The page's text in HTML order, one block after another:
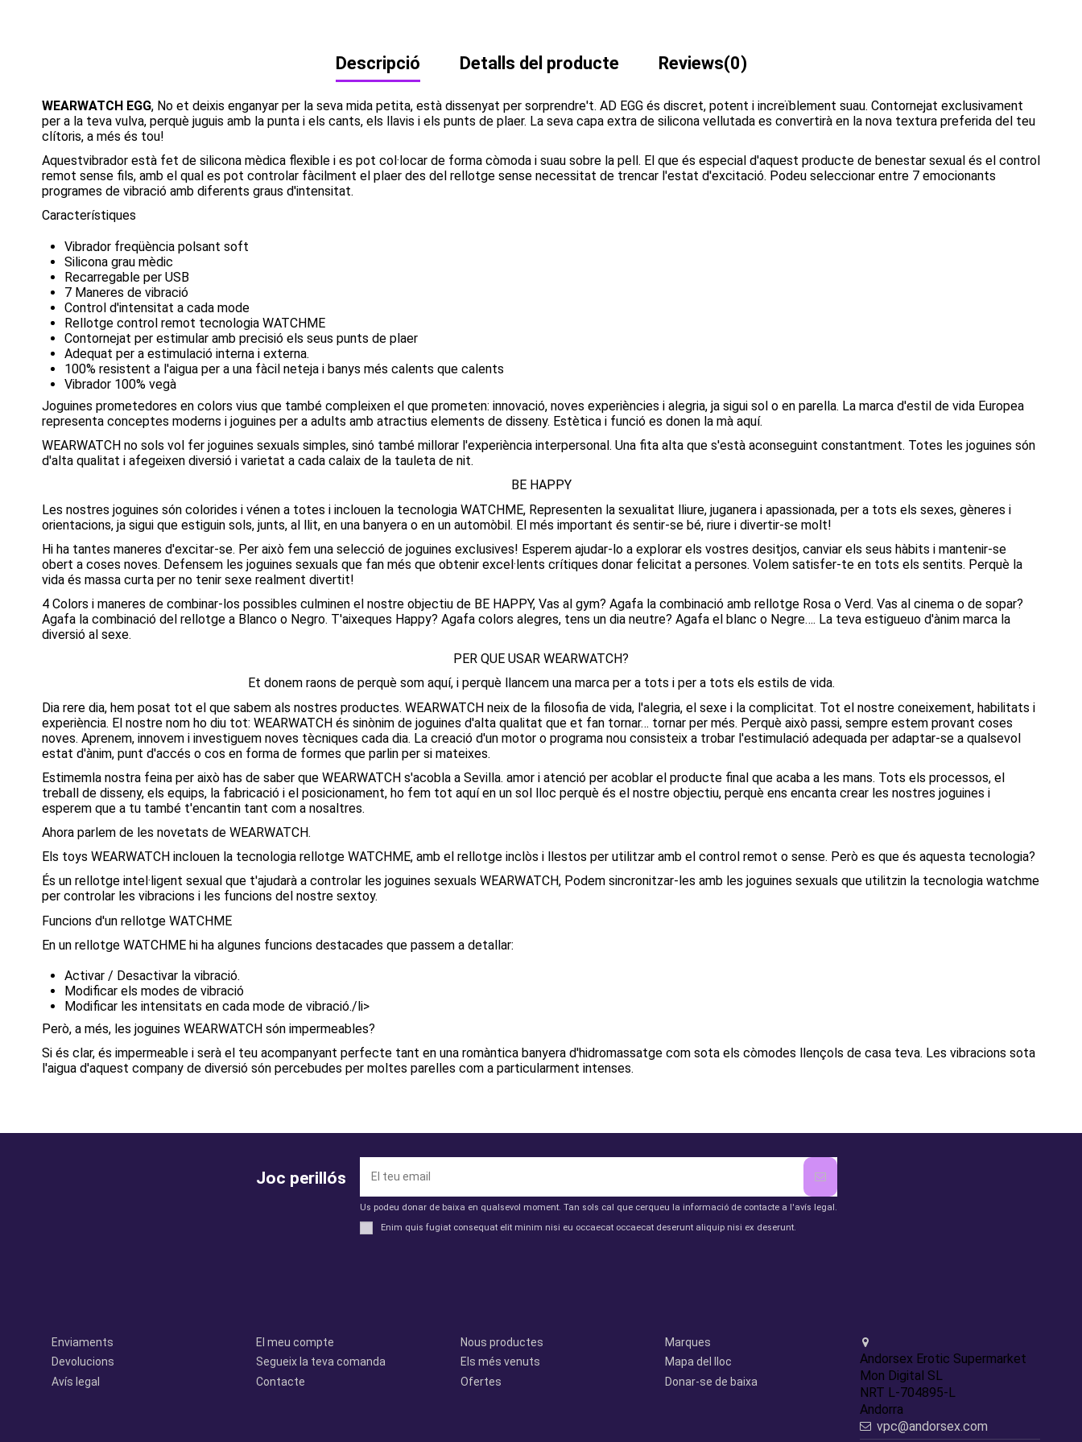
Descripció Detalls del producte Reviews(0)
WEARWATCH EGG, No et deixis enganyar per la seva mida petita, està dissenyat per sorprendre't. AD EGG és discret, potent i increïblement suau. Contornejat exclusivament
per a la teva vulva, perquè juguis amb la punta i els cants, els llavis i els punts de plaer. La seva capa extra de silicona vellutada es convertirà en la nova textura preferida del teu
clítoris, a més és tou!
Aquestvibrador està fet de silicona mèdica flexible i es pot col·locar de forma còmoda i suau sobre la pell. El que és especial d'aquest producte de benestar sexual és el control
remot sense fils, amb el qual es pot controlar fàcilment el plaer des del rellotge sense necessitat de trencar l'estat d'excitació. Podeu seleccionar entre 7 emocionants
programes de vibració amb diferents graus d'intensitat.
Característiques
Vibrador freqüència polsant soft
Silicona grau mèdic
Recarregable per USB
7 Maneres de vibració
Control d'intensitat a cada mode
Rellotge control remot tecnologia WATCHME
Contornejat per estimular amb precisió els seus punts de plaer
Adequat per a estimulació interna i externa.
100% resistent a l'aigua per a una fàcil neteja i banys més calents que calents
Vibrador 100% vegà
Joguines prometedores en colors vius que també compleixen el que prometen: innovació, noves experiències i alegria, ja sigui sol o en parella. La marca d'estil de vida Europea
representa conceptes moderns i joguines per a adults amb atractius elements de disseny. Estètica i funció es donen la mà aquí.
WEARWATCH no sols vol fer joguines sexuals simples, sinó també millorar l'experiència interpersonal. Una fita alta que s'està aconseguint constantment. Totes les joguines són
d'alta qualitat i afegeixen diversió i varietat a cada calaix de la tauleta de nit.
BE HAPPY
Les nostres joguines són colorides i vénen a totes i inclouen la tecnologia WATCHME, Representen la sexualitat lliure, juganera i apassionada, per a tots els sexes, gèneres i
orientacions, ja sigui que estiguin sols, junts, al llit, en una banyera o en un automòbil. El més important és sentir-se bé, riure i divertir-se molt!
Hi ha tantes maneres d'excitar-se. Per això fem una selecció de joguines exclusives! Esperem ajudar-lo a explorar els vostres desitjos, canviar els seus hàbits i mantenir-se
obert a coses noves. Defensem les joguines sexuals que fan més que obtenir excel·lents crítiques donar felicitat a persones. Volem satisfer-te en tots els sentits. Perquè la
vida és massa curta per no tenir sexe realment divertit!
4 Colors i maneres de combinar-los possibles culminen el nostre objectiu de BE HAPPY, Vas al gym? Agafa la combinació amb rellotge Rosa o Verd. Vas al cinema o de sopar?
Agafa la combinació del rellotge a Blanco o Negro. T'aixeques Happy? Agafa colors alegres, tens un dia neutre? Agafa el blanc o Negre…. La teva estigueuo d'ànim marca la
diversió al sexe.
PER QUE USAR WEARWATCH?
Et donem raons de perquè som aquí, i perquè llancem una marca per a tots i per a tots els estils de vida.
Dia rere dia, hem posat tot el que sabem als nostres productes. WEARWATCH neix de la filosofia de vida, l'alegria, el sexe i la complicitat. Tot el nostre coneixement, habilitats i
experiència. El nostre nom ho diu tot: WEARWATCH és sinònim de joguines d'alta qualitat que et fan tornar… tornar per més. Perquè això passi, sempre estem provant coses
noves. Aprenem, innovem i investiguem noves tècniques cada dia. La creació d'un motor o programa nou consisteix a trobar l'estimulació adequada per adaptar-se a qualsevol
estat d'ànim, punt d'accés o cos en forma de formes que parlin per si mateixes.
Estimemla nostra feina per això has de saber que WEARWATCH s'acobla a Sevilla. amor i atenció per acoblar el producte final que acaba a les mans. Tots els processos, el
treball de disseny, els equips, la fabricació i el posicionament, ho fem tot aquí en un sol lloc perquè és el nostre objectiu, perquè ens encanta crear les nostres joguines i
esperem que a tu també t'encantin tant com a nosaltres.
Ahora parlem de les novetats de WEARWATCH.
Els toys WEARWATCH inclouen la tecnologia rellotge WATCHME, amb el rellotge inclòs i llestos per utilitzar amb el control remot o sense. Però es que és aquesta tecnologia?
És un rellotge intel·ligent sexual que t'ajudarà a controlar les joguines sexuals WEARWATCH, Podem sincronitzar-les amb les joguines sexuals que utilitzin la tecnologia watchme
per controlar les vibracions i les funcions del nostre sextoy.
Funcions d'un rellotge WATCHME
En un rellotge WATCHME hi ha algunes funcions destacades que passem a detallar:
Activar / Desactivar la vibració.
Modificar els modes de vibració
Modificar les intensitats en cada mode de vibració./li>
Però, a més, les joguines WEARWATCH són impermeables?
Si és clar, és impermeable i serà el teu acompanyant perfecte tant en una romàntica banyera d'hidromassatge com sota els còmodes llençols de casa teva. Les vibracions sota
l'aigua d'aquest company de diversió són percebudes per moltes parelles com a particularment intenses.
Joc perillós
Us podeu donar de baixa en qualsevol moment. Tan sols cal que cerqueu la informació de contacte a l'avís legal.
Enim quis fugiat consequat elit minim nisi eu occaecat occaecat deserunt aliquip nisi ex deserunt.
Enviaments
Devolucions
Avís legal
El meu compte
Segueix la teva comanda
Contacte
Nous productes
Els més venuts
Ofertes
Marques
Mapa del lloc
Donar-se de baixa
Andorsex Erotic Supermarket
Mon Digital SL
NRT L-704895-L
Andorra
vpc@andorsex.com